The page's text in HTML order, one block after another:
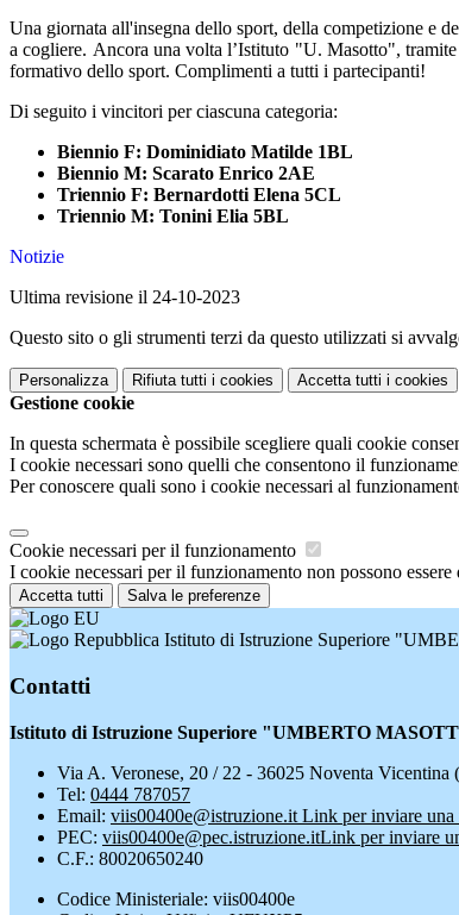
Una giornata all'insegna dello sport, della competizione e
a cogliere. Ancora una volta l’Istituto "U. Masotto",
formativo dello sport. Complimenti a tutti i partecipanti!
Di seguito i vincitori per ciascuna categoria:
Biennio F: Dominidiato Matilde 1BL
Biennio M: Scarato Enrico 2AE
Triennio F: Bernardotti Elena 5CL
Triennio M: Tonini Elia 5BL
Notizie
Ultima revisione il 24-10-2023
Questo sito o gli strumenti terzi da questo utilizzati si
Personalizza Rifiuta tutti i cookies Accetta tutti i cookies
Gestione cookie
In questa schermata è possibile scegliere quali cookie
I cookie necessari sono quelli che consentono il
Per conoscere quali sono i cookie necessari al
Cookie necessari per il funzionamento
I cookie necessari per il funzionamento non possono
Accetta tutti Salva le preferenze
Istituto di Istruzione Superiore
Contatti
Istituto di Istruzione Superiore "UMBERTO
Via A. Veronese, 20 / 22 - 36025 Noventa Vicentina
Tel: 0444 787057
Email: viis00400e@istruzione.it Link per inviare una
PEC: viis00400e@pec.istruzione.itLink per inviare
C.F.: 80020650240
Codice Ministeriale: viis00400e